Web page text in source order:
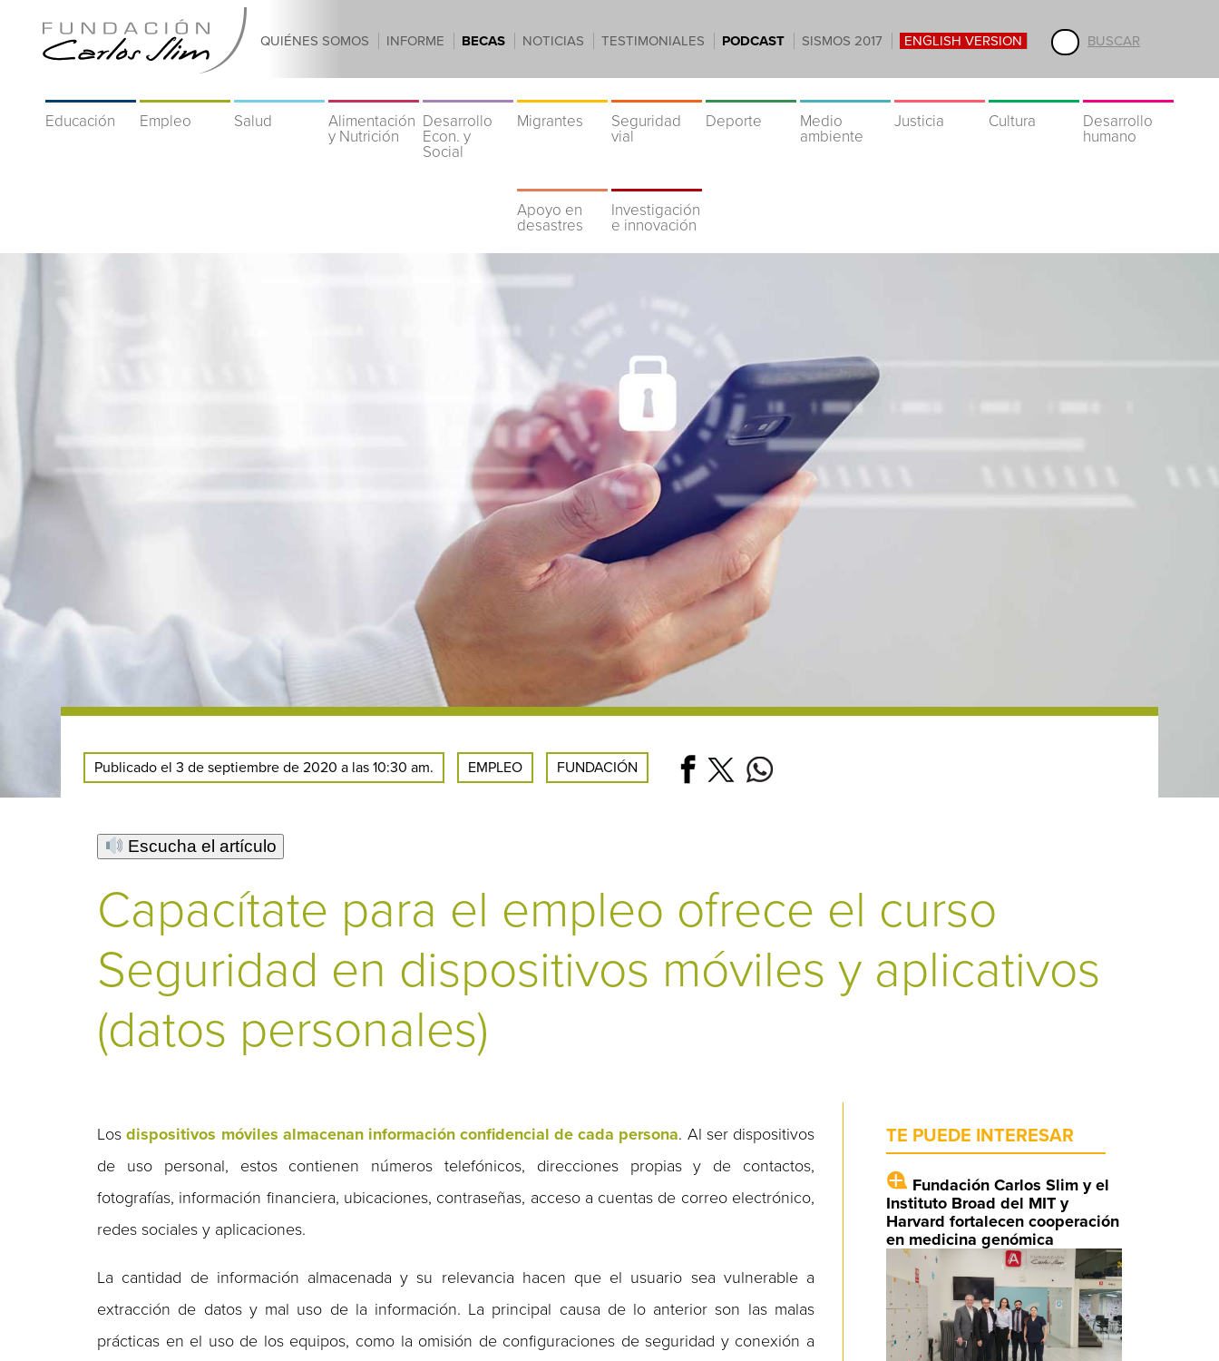
BUSCAR
QUIÉNES SOMOS INFORME BECAS NOTICIAS TESTIMONIALES PODCAST SISMOS 2017 ENGLISH VERSION
Educación Empleo Salud
Alimentación
y Nutrición
Desarrollo
Econ. y
Social
Migrantes
Seguridad
vial
Deporte
Medio
ambiente
Justicia Cultura
Desarrollo
humano
Apoyo en
desastres
Investigación
e innovación
Publicado el 3 de septiembre de 2020 a las 10:30 am. EMPLEO FUNDACIÓN
Escucha el artículo
Capacítate para el empleo ofrece el curso
Seguridad en dispositivos móviles y aplicativos
(datos personales)
Losdispositivos móviles almacenan información confidencial de cada persona. Al ser dispositivos
de uso personal, estos contienen números telefónicos, direcciones propias y de contactos,
fotografías, información financiera, ubicaciones, contraseñas, acceso a cuentas de correo electrónico,
redes sociales y aplicaciones.
La cantidad de información almacenada y su relevancia hacen que el usuario sea vulnerable a
extracción de datos y mal uso de la información. La principal causa de lo anterior son las malas
prácticas en el uso de los equipos, como la omisión de configuraciones de seguridad y conexión a
TE PUEDE INTERESAR
Fundación Carlos Slim y el
Instituto Broad del MIT y
Harvard fortalecen cooperación
en medicina genómica